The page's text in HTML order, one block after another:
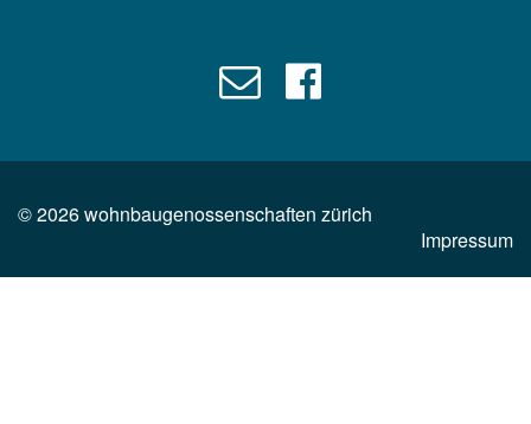
©2026wohnbaugenossenschaften zürich
Impressum